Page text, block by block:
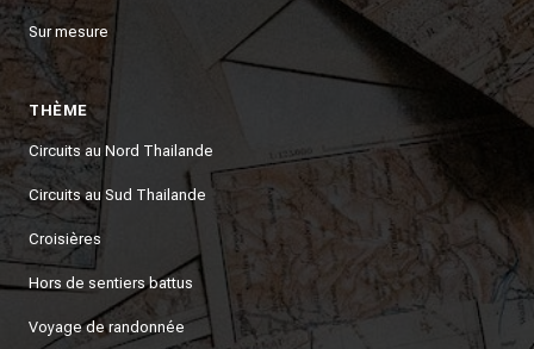
Sur mesure
THÈME
Circuits au Nord Thailande
Circuits au Sud Thailande
Croisières
Hors de sentiers battus
Voyage de randonnée